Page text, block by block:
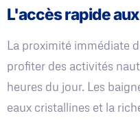
L'accès rapide
La proximité immédiate
profiter des activités
heures du jour. Les
eaux cristallines et la